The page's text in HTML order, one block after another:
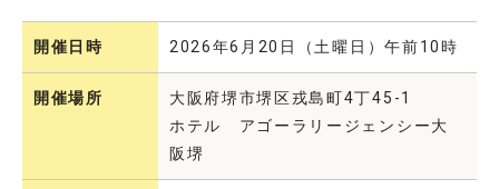
開催日時 2026年6月20日（土曜日）午前10時
開催場所
大阪府堺市堺区戎島町4丁45-1
ホテル アゴーラリージェンシー大
阪堺